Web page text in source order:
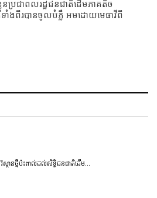
នប្រជាពលរដ្ឋជនជាតិដើមភាគតិច
ទាំងពីរបានចូលបំភ្លឺ អមដោយមេធាវីពី
ស្ថាន​ថ្មី​ប៉ះពាល់​ដល់​សិទ្ធិ​ជនជាតិ​ដើម…